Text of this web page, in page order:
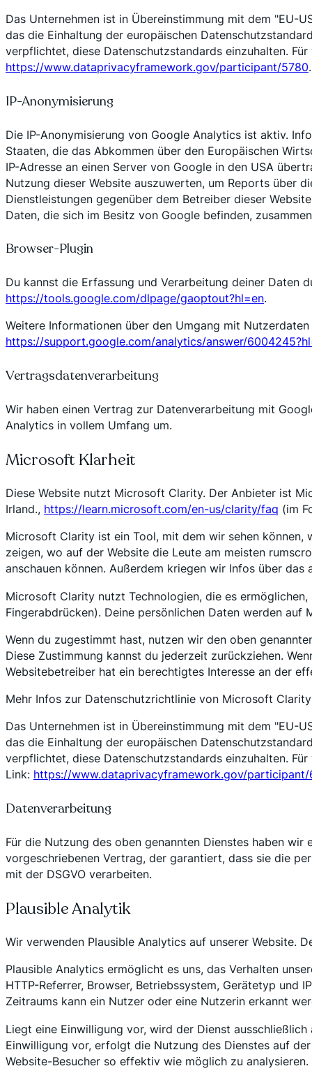
Das Unternehmen ist in Übereinstimmung mit dem "EU-
das die Einhaltung der europäischen
verpflichtet, diese Datenschutzstandards einzuhalten.
https://www.dataprivacyframework.gov/participant/5780.
IP-Anonymisierung
Die IP-Anonymisierung von Google Analytics ist aktiv.
Staaten, die das Abkommen über den Europäischen
IP-Adresse an einen Server von Google in den USA
Nutzung dieser Website auszuwerten, um Reports über
Dienstleistungen gegenüber dem Betreiber dieser
Daten, die sich im Besitz von Google befinden,
Browser-Plugin
Du kannst die Erfassung und Verarbeitung deiner Daten
https://tools.google.com/dlpage/gaoptout?hl=en.
Weitere Informationen über den Umgang mit
https://support.google.com/analytics/answer/
Vertragsdatenverarbeitung
Wir haben einen Vertrag zur Datenverarbeitung mit
Analytics in vollem Umfang um.
Microsoft Klarheit
Diese Website nutzt Microsoft Clarity. Der Anbieter ist
Irland., https://learn.microsoft.com/en-us/clarity/faq (im
Microsoft Clarity ist ein Tool, mit dem wir sehen können,
zeigen, wo auf der Website die Leute am meisten
anschauen können. Außerdem kriegen wir Infos über
Microsoft Clarity nutzt Technologien, die es
Fingerabdrücken). Deine persönlichen Daten werden
Wenn du zugestimmt hast, nutzen wir den oben
Diese Zustimmung kannst du jederzeit zurückziehen.
Websitebetreiber hat ein berechtigtes Interesse an der
Mehr Infos zur Datenschutzrichtlinie von Microsoft
Das Unternehmen ist in Übereinstimmung mit dem "EU-
das die Einhaltung der europäischen
verpflichtet, diese Datenschutzstandards einzuhalten.
Link: https://www.dataprivacyframework.gov/participant/
Datenverarbeitung
Für die Nutzung des oben genannten Dienstes haben
vorgeschriebenen Vertrag, der garantiert, dass sie die
mit der DSGVO verarbeiten.
Plausible Analytik
Wir verwenden Plausible Analytics auf unserer Website.
Plausible Analytics ermöglicht es uns, das Verhalten
HTTP-Referrer, Browser, Betriebssystem, Gerätetyp und
Zeitraums kann ein Nutzer oder eine Nutzerin erkannt
Liegt eine Einwilligung vor, wird der Dienst
Einwilligung vor, erfolgt die Nutzung des Dienstes auf
Website-Besucher so effektiv wie möglich zu analysieren.